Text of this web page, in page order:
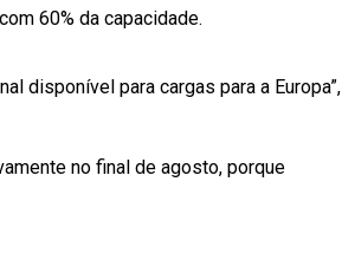
60% da capacidade.
disponível para cargas para a Europa”,
no final de agosto, porque